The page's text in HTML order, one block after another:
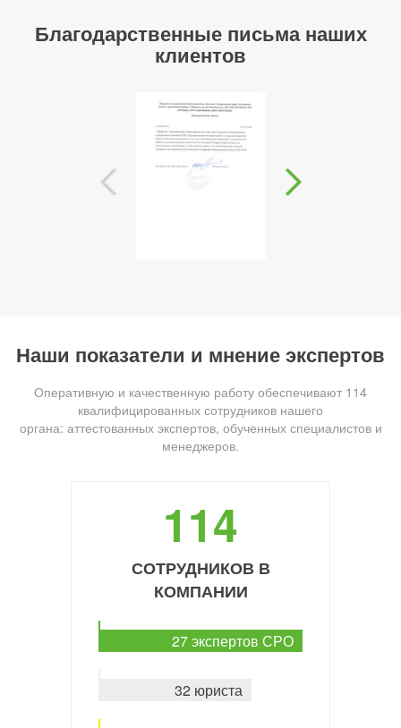
Благодарственные письма наших
клиентов
Наши показатели и мнение экспертов
Оперативную и качественную работу обеспечивают 114
квалифицированных сотрудников нашего
органа: аттестованных экспертов, обученных специалистов и
менеджеров.
114
СОТРУДНИКОВ В
КОМПАНИИ
27 экспертов СРО
32 юриста